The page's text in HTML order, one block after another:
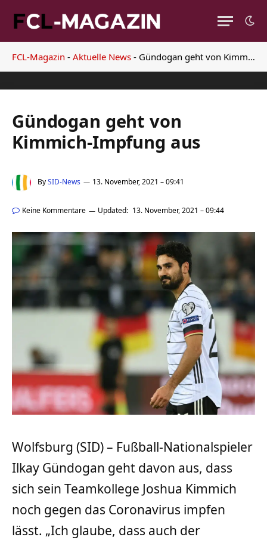
FCL-Magazin - Aktuelle News - Gündogan geht von Kimmich-Impfung aus
Gündogan geht von
Kimmich-Impfung aus
BySID-News 13. November, 2021 – 09:41
Keine Kommentare Updated: 13. November, 2021 – 09:44
Wolfsburg (SID) – Fußball-Nationalspieler
Ilkay Gündogan geht davon aus, dass
sich sein Teamkollege Joshua Kimmich
noch gegen das Coronavirus impfen
lässt. „Ich glaube, dass auch der